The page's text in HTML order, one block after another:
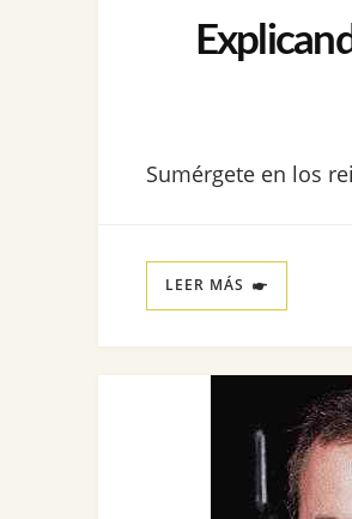
Sumérgete en los
LEER MÁS